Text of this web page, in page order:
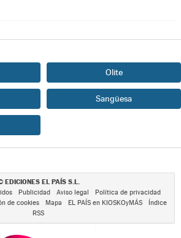
Olite
Sangüesa
EDICIONES EL PAÍS S.L.
Publicidad Aviso legal
Política de privacidad
de cookies Mapa EL PAÍS en KIOSKOyMÁS
Índice
RSS